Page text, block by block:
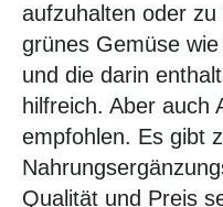
aufzuhalten oder
grünes Gemüse
und die darin
hilfreich. Aber auch
empfohlen. Es gibt
Qualität und Preis